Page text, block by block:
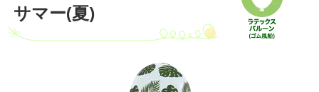
サマー(夏)